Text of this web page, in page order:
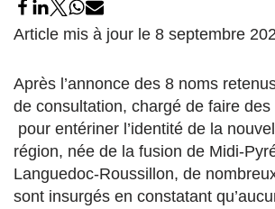
Article mis à jour le 8 septembre
Après l’annonce des 8 noms
de consultation, chargé de faire
pour entériner l’identité de la
région, née de la fusion de Midi-
Languedoc-Roussillon, de
sont insurgés en constatant